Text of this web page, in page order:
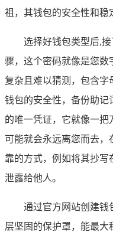
祖，其钱包的安全性和稳
选择好钱包类型后,
骤，这个密码就像是您数
复杂且难以猜测，包含
钱包的安全性，备份助记
的唯一凭证，它就像一把
可能就会永远离您而去
靠的方式，例如将其抄
泄露给他人。
通过官方网站创建钱
层坚固的保护罩，能最大